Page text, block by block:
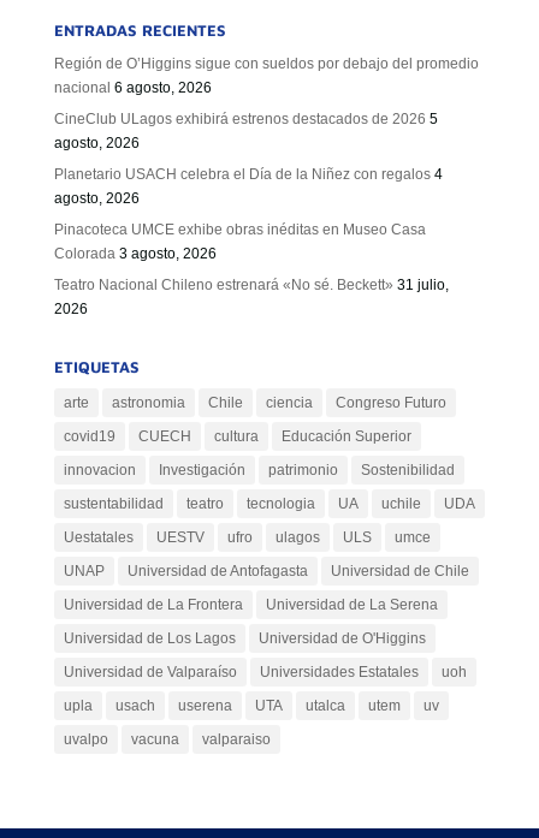
ENTRADAS RECIENTES
Región de O’Higgins sigue con sueldos por debajo del promedio
nacional 6 agosto, 2026
CineClub ULagos exhibirá estrenos destacados de 2026 5
agosto, 2026
Planetario USACH celebra el Día de la Niñez con regalos 4
agosto, 2026
Pinacoteca UMCE exhibe obras inéditas en Museo Casa
Colorada 3 agosto, 2026
Teatro Nacional Chileno estrenará «No sé. Beckett» 31 julio,
2026
ETIQUETAS
arte astronomia Chile ciencia
Congreso Futuro
covid19
CUECH cultura
Educación Superior
innovacion
Investigación patrimonio
Sostenibilidad
sustentabilidad
teatro tecnologia UA uchile
UDA
Uestatales
UESTV ufro ulagos ULS
umce
UNAP
Universidad de Antofagasta
Universidad de Chile
Universidad de La Frontera
Universidad de La Serena
Universidad de Los Lagos
Universidad de O'Higgins
Universidad de Valparaíso
Universidades Estatales
uoh
upla
usach userena UTA utalca utem
uv
uvalpo
vacuna valparaiso